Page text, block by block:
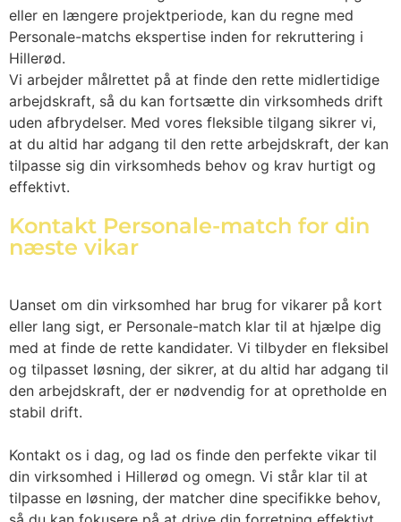
eller en længere projektperiode, kan du regne med
Personale-matchs ekspertise inden for rekruttering i
Hillerød.
Vi arbejder målrettet på at finde den rette midlertidige
arbejdskraft, så du kan fortsætte din virksomheds drift
uden afbrydelser. Med vores fleksible tilgang sikrer vi,
at du altid har adgang til den rette arbejdskraft, der kan
tilpasse sig din virksomheds behov og krav hurtigt og
effektivt.
Kontakt Personale-match for din
næste vikar
Uanset om din virksomhed har brug for vikarer på kort
eller lang sigt, er Personale-match klar til at hjælpe dig
med at finde de rette kandidater. Vi tilbyder en fleksibel
og tilpasset løsning, der sikrer, at du altid har adgang til
den arbejdskraft, der er nødvendig for at opretholde en
stabil drift.
Kontakt os i dag, og lad os finde den perfekte vikar til
din virksomhed i Hillerød og omegn. Vi står klar til at
tilpasse en løsning, der matcher dine specifikke behov,